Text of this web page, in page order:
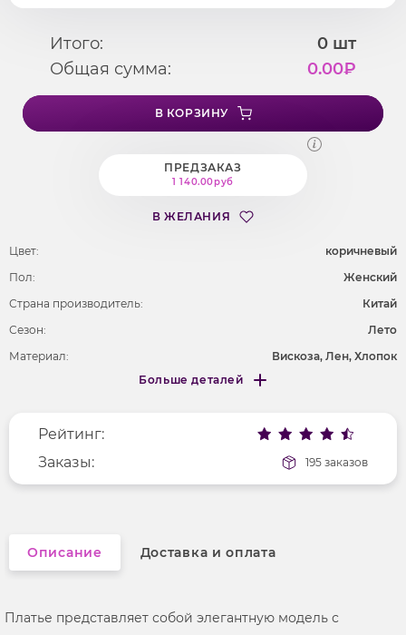
Итого: 0 шт
Общая сумма:
0.00₽
В КОРЗИНУ
ПРЕДЗАКАЗ
1 140.00руб
В ЖЕЛАНИЯ
Цвет:
коричневый
Пол:
Женский
Страна производитель:
Китай
Сезон:
Лето
Материал:
Вискоза, Лен, Хлопок
Фактура материала
текстильный
Длина рукава
без рукавов
Вырез горловины
ассиметричный
Больше деталей
Меньше деталей
Рейтинг:
Заказы:
195 заказов
Описание Доставка и оплата
Платье представляет собой элегантную модель с